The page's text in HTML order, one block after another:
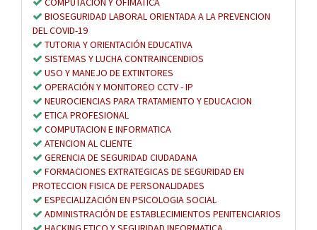
BIOSEGURIDAD LABORAL ORIENTADA A LA PREVENCION
DEL COVID-19
TUTORIA Y ORIENTACIÓN EDUCATIVA
SISTEMAS Y LUCHA CONTRAINCENDIOS
USO Y MANEJO DE EXTINTORES
OPERACIÓN Y MONITOREO CCTV - IP
NEUROCIENCIAS PARA TRATAMIENTO Y EDUCACION
ETICA PROFESIONAL
COMPUTACION E INFORMATICA
ATENCION AL CLIENTE
GERENCIA DE SEGURIDAD CIUDADANA
FORMACIONES EXTRATEGICAS DE SEGURIDAD EN
PROTECCION FISICA DE PERSONALIDADES
ESPECIALIZACIÓN EN PSICOLOGIA SOCIAL
ADMINISTRACIÓN DE ESTABLECIMIENTOS PENITENCIARIOS